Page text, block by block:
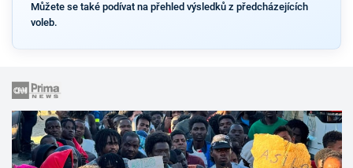
Můžete se také podívat na přehled výsledků z předcházejících
voleb.